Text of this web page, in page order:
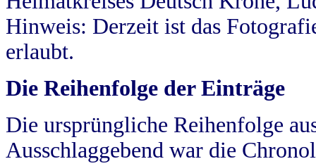
Hinweis: Derzeit ist das
erlaubt.
Die Reihenfolge der Einträge
Die ursprüngliche Reihenfolge
Ausschlaggebend war die